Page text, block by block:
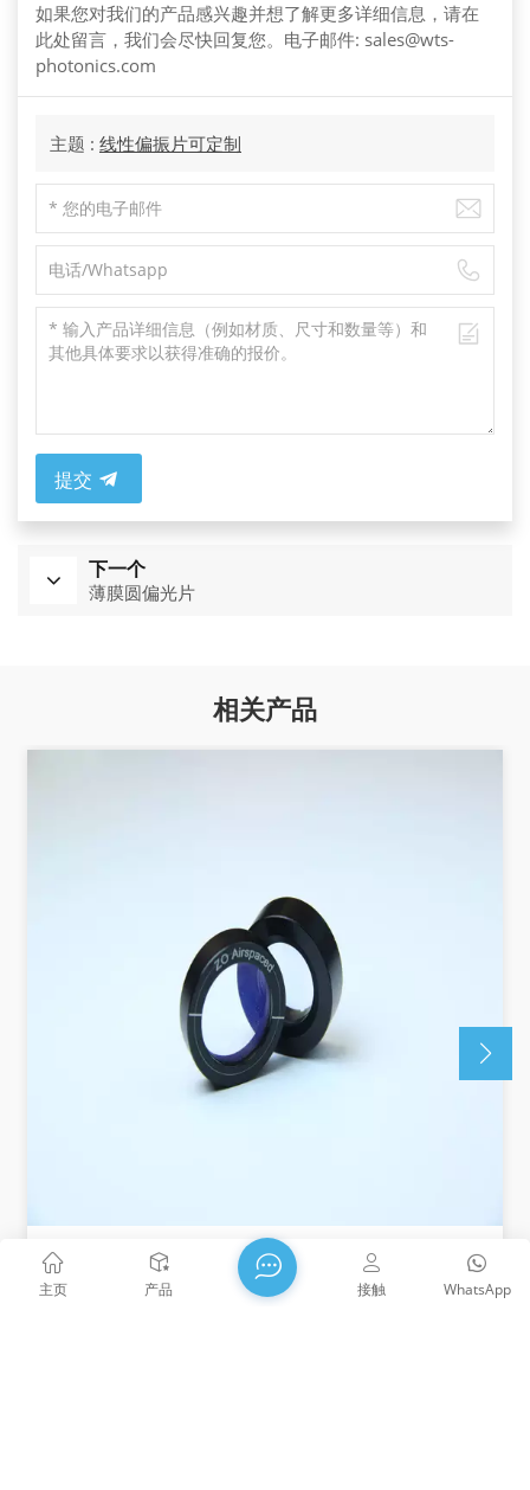
如果您对我们的产品感兴趣并想了解更多详细信息，请在
此处留言，我们会尽快回复您。电子邮件: sales@wts-
photonics.com
主题 : 线性偏振片可定制
提交
下一个
薄膜圆偏光片
相关产品
高精度低阶波片
低阶波片(多级波片) 由单晶板制成，旨在提供几个全波的
主页 产品 WhatsApp
接触